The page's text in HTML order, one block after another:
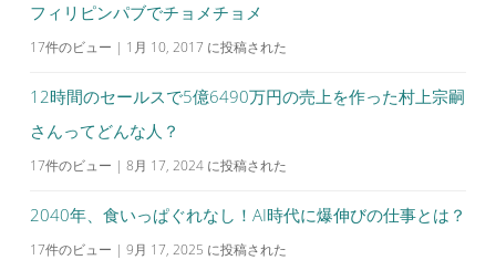
フィリピンパブでチョメチョメ
17件のビュー | 1月 10, 2017 に投稿された
12時間のセールスで5億6490万円の売上を作った村上宗嗣
さんってどんな人？
17件のビュー | 8月 17, 2024 に投稿された
2040年、食いっぱぐれなし！AI時代に爆伸びの仕事とは？
17件のビュー | 9月 17, 2025 に投稿された